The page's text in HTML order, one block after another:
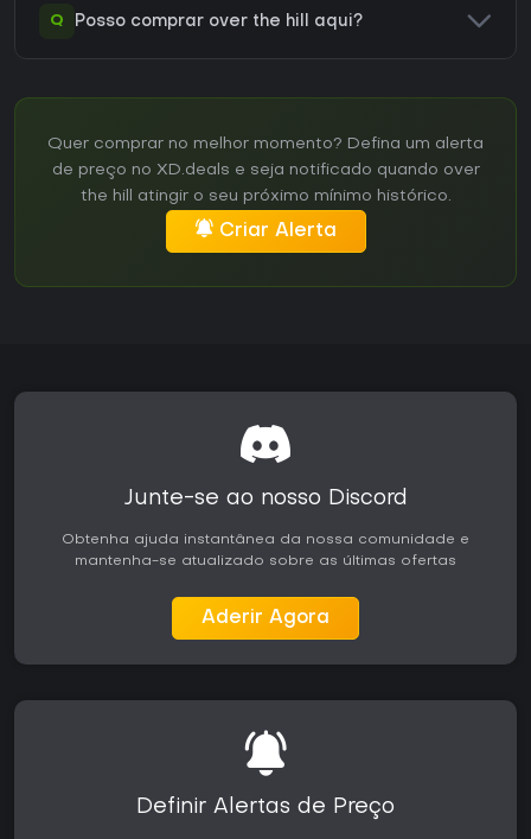
Q Posso comprar over the hill aqui?
Quer comprar no melhor momento? Defina um alerta
de preço no XD.deals e seja notificado quando over
the hill atingir o seu próximo mínimo histórico.
Criar Alerta
Junte-se ao nosso Discord
Obtenha ajuda instantânea da nossa comunidade e
mantenha-se atualizado sobre as últimas ofertas
Aderir Agora
Definir Alertas de Preço